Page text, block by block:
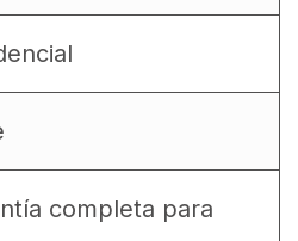
completa para